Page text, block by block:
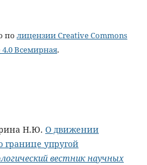
по лицензии Creative Commons
Всемирная.
Н.Ю. О движении
границе упругой
вестник научных